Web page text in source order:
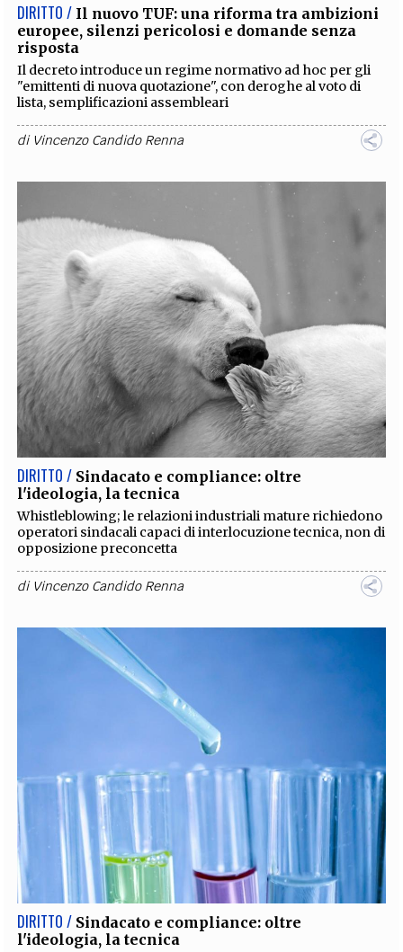
DIRITTO / Il nuovo TUF: una riforma tra ambizioni
europee, silenzi pericolosi e domande senza
risposta
Il decreto introduce un regime normativo ad hoc per gli
"emittenti di nuova quotazione", con deroghe al voto di
lista, semplificazioni assembleari
di Vincenzo Candido Renna
DIRITTO / Sindacato e compliance: oltre
l'ideologia, la tecnica
Whistleblowing; le relazioni industriali mature richiedono
operatori sindacali capaci di interlocuzione tecnica, non di
opposizione preconcetta
di Vincenzo Candido Renna
DIRITTO / Sindacato e compliance: oltre
l'ideologia, la tecnica